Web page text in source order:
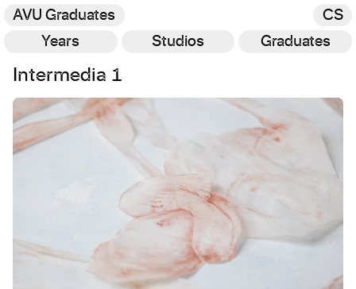
AVU Graduates
CS
Years
Studios Graduates
Intermedia 1